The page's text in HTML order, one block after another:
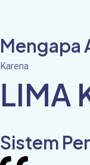
Mengapa
Karena
LIMA
Sistem